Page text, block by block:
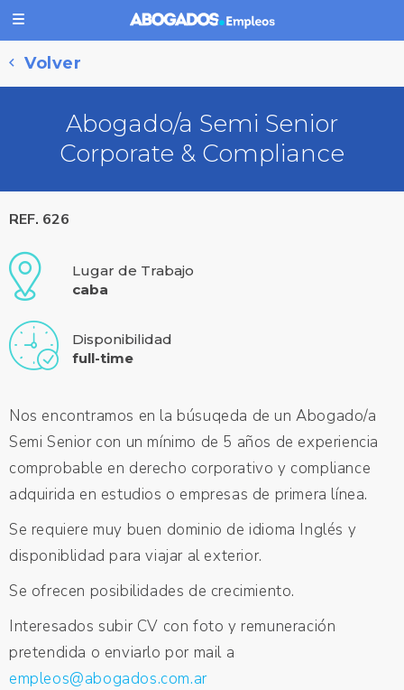
Volver
Abogado/a Semi Senior
Corporate & Compliance
REF. 626
Lugar de Trabajo
caba
Disponibilidad
full-time
Nos encontramos en la búsuqeda de un Abogado/a
Semi Senior con un mínimo de 5 años de experiencia
comprobable en derecho corporativo y compliance
adquirida en estudios o empresas de primera línea.
Se requiere muy buen dominio de idioma Inglés y
disponiblidad para viajar al exterior.
Se ofrecen posibilidades de crecimiento.
Interesados subir CV con foto y remuneración
pretendida o enviarlo por mail a
empleos@abogados.com.ar